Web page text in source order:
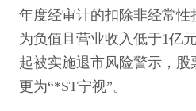
年度经审计的扣除非经常性
为负值且营业收入低于1亿
起被实施退市风险警示，股
更为“*ST宁视”。